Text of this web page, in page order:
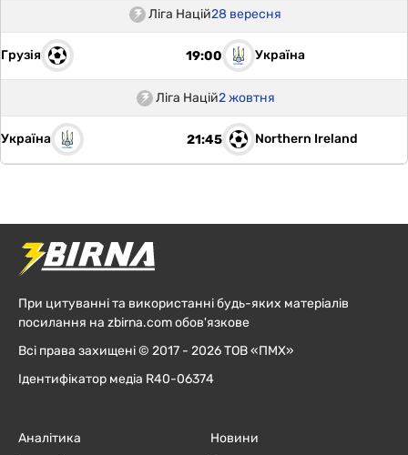
Ліга Націй28 вересня
Грузія 19:00 Україна
Ліга Націй2 жовтня
Україна 21:45 Northern Ireland
При цитуванні та використанні будь-яких матеріалів
посилання на zbirna.com обов'язкове
Всі права захищені © 2017 - 2026 ТОВ «ПМХ»
Ідентифікатор медіа R40-06374
Аналітика
Новини